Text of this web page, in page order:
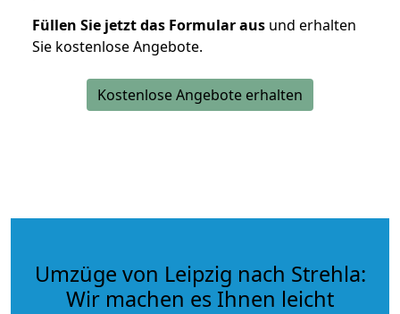
Füllen Sie jetzt das Formular aus und erhalten
Sie kostenlose Angebote.
Kostenlose Angebote erhalten
Umzüge von Leipzig nach Strehla:
Wir machen es Ihnen leicht